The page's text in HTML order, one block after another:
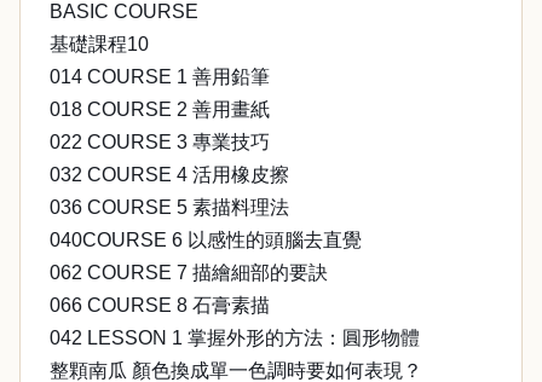
BASIC COURSE
基礎課程10
014 COURSE 1 善用鉛筆
018 COURSE 2 善用畫紙
022 COURSE 3 專業技巧
032 COURSE 4 活用橡皮擦
036 COURSE 5 素描料理法
040COURSE 6 以感性的頭腦去直覺
062 COURSE 7 描繪細部的要訣
066 COURSE 8 石膏素描
042 LESSON 1 掌握外形的方法：圓形物體
整顆南瓜 顏色換成單一色調時要如何表現？